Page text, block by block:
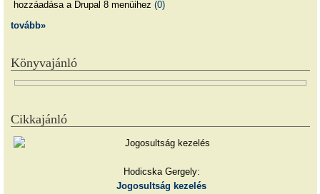
hozzáadása a Drupal 8 menüihez (0)
tovább»
Könyvajánló
Cikkajánló
Hodicska Gergely:
Jogosultság kezelés